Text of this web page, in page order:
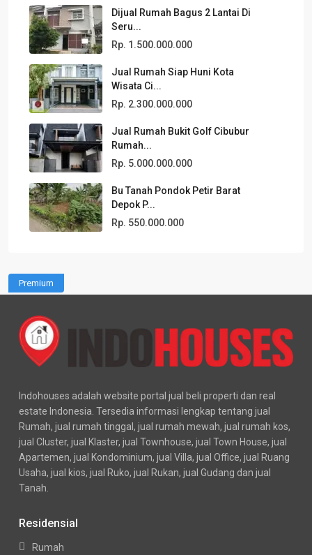
Dijual Rumah Bagus 2 Lantai Di
Seru...
Rp. 1.500.000.000
Jual Rumah Siap Huni Kota
Wisata Ci...
Rp. 2.300.000.000
Jual Rumah Bukit Golf Cibubur
Rumah...
Rp. 5.000.000.000
Bu Tanah Pondok Petir Barat
Depok P...
Rp. 550.000.000
Premium
Indohouses adalah website portal jual beli properti dan real
estate Indonesia. Tersedia informasi lengkap tentang jual
Rumah, jual rumah tinggal, jual rumah mewah, jual rumah kos,
jual Cluster, jual Klaster, jual Townhouse, jual Town House, jual
Apartemen, jual Kondominium, jual Villa, jual Office, jual Ruang
Usaha, jual kios, jual Ruko, jual Rukan, jual Gudang dan jual
Tanah.
Residensial
Rumah